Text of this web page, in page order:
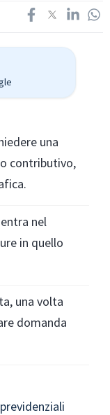
una
contributivo,
nel
in quello
una volta
domanda